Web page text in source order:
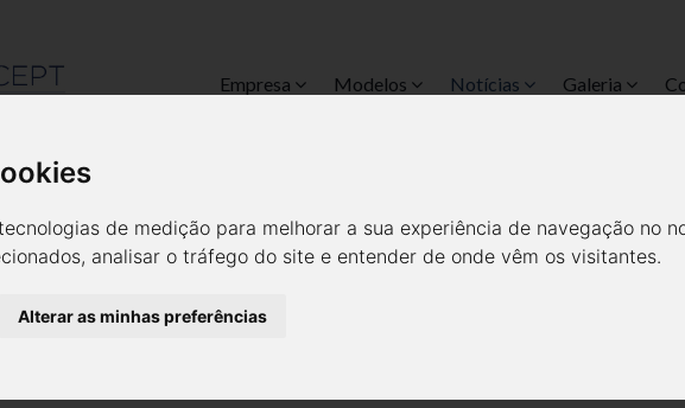
de medição para melhorar a sua experiência de navegação no
analisar o tráfego do site e entender de onde vêm os visitantes.
Alterar as minhas preferências
Empresa Modelos Notícias Galeria
NA ÁGUA O SUN CONCEPT
Notícias Todas